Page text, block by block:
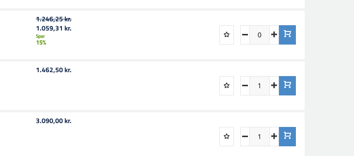
1.246,25 kr.
1.059,31 kr.
Spar
15%
1.462,50 kr.
3.090,00 kr.